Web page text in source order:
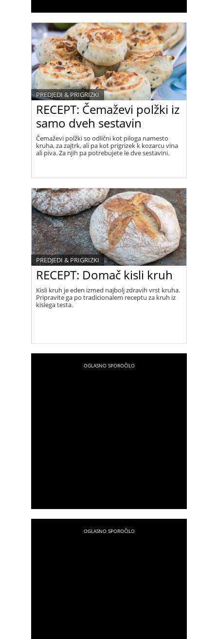
RECEPT: Čemaževi polžki iz
samo dveh sestavin
PREDJEDI & PRIGRIZKI
Čemaževi polžki so odlični kot piloga namesto
kruha, za zajtrk, ali pa kot prigrizek k kozarcu vina
ali piva. Za njih pa potrebujete le dve sestavini.
RECEPT: Domač kisli kruh
PREDJEDI & PRIGRIZKI
Kisli kruh je eden izmed najbolj zdravih vrst kruha.
Pripravite ga po tradicionalem receptu za kruh iz
kislega testa.